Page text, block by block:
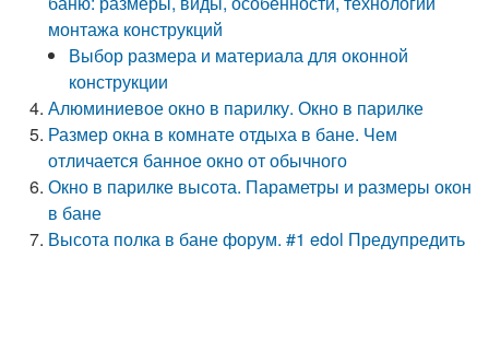
монтажа конструкций
Выбор размера и материала для оконной
конструкции
Алюминиевое окно в парилку. Окно в парилке
Размер окна в комнате отдыха в бане. Чем
отличается банное окно от обычного
Окно в парилке высота. Параметры и размеры окон
в бане
Высота полка в бане форум. #1 edol Предупредить